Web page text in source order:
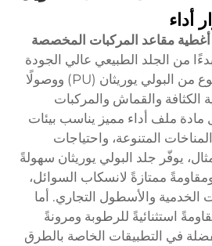
أداء
أغطية مقاعد المركبات المخصصة
من الجلد الطبيعي عالي الجودة
والجلد الصناعي المصنوع من البولي يوريثان (PU) ووصولًا
الكثافة والقماش والمركبات
مادة ملف أداء مميز يناسب بيئات
المتنوعة، واحتياجات
يوفّر جلد البولي يوريثان سهولةً
ممتازةً لانسكاب السوائل،
الخدمية والأسطول التجاري. أما
استثنائيةً للرطوبة ومرونةً
في التطبيقات الخاصة بالطرق